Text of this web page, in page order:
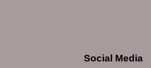
Social Media